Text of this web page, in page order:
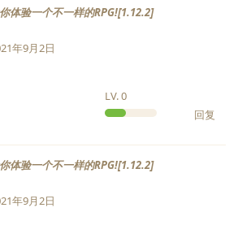
验一个不一样的RPG![1.12.2]
LV.0
年9月2日
回复
验一个不一样的RPG![1.12.2]
年9月2日